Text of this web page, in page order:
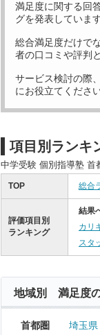
満足度に関する回
グを発表しています
総合満足度だけで
者の口コミや評判
サービス検討の際
にお役立てください
項目別ランキ
中学受験 個別指導塾 首
TOP 総合
評価項目別
ランキング
結果
カリ
スタ
地域別 満足度の
首都圏 埼玉県